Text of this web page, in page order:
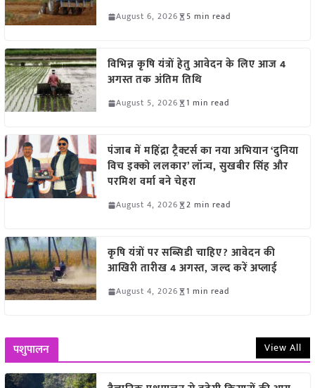
August 6, 2026 5 min read
विभिन्न कृषि यंत्रों हेतु आवेदन के लिए आज 4
अगस्त तक अंतिम तिथि
August 5, 2026 1 min read
पंजाब में महिंद्रा ट्रैक्टर्स का नया अभियान ‘दुनिया
विच इक्को ललकार’ लॉन्च, सुखबीर सिंह और
परमिश वर्मा बने चेहरा
August 4, 2026 2 min read
कृषि यंत्रों पर सब्सिडी चाहिए? आवेदन की
आखिरी तारीख 4 अगस्त, जल्द करें अप्लाई
August 4, 2026 1 min read
पशुपालन View All